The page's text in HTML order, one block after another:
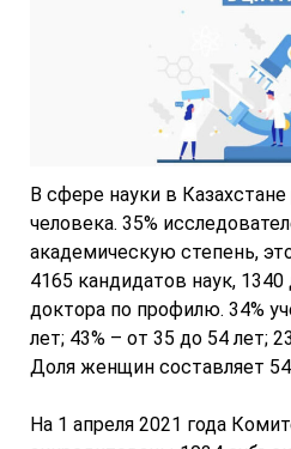
В сфере науки в
человека. 35%
академическую степень,
4165 кандидатов наук,
доктора по профилю. 34%
лет; 43% – от 35 до 54 лет;
Доля женщин составляет
На 1 апреля 2021 года